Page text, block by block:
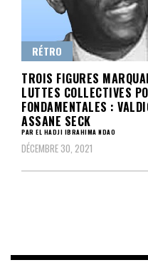
RÉTRO
TROIS FIGURES
LUTTES COLLECTIVES
FONDAMENTALES :
ASSANE SECK
PAR EL HADJI IBRAHIMA NDAO
DÉCEMBRE 30, 2021